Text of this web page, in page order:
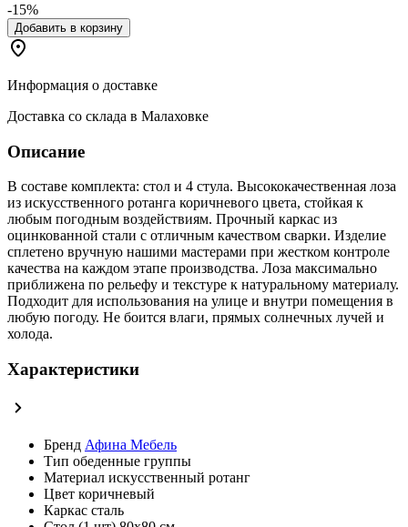
-15%
Добавить в корзину
Информация о доставке
Доставка со склада в Малаховке
Описание
В составе комплекта: стол и 4 стула. Высококачественная лоза
из искусственного ротанга коричневого цвета, стойкая к
любым погодным воздействиям. Прочный каркас из
оцинкованной стали с отличным качеством сварки. Изделие
сплетено вручную нашими мастерами при жестком контроле
качества на каждом этапе производства. Лоза максимально
приближена по рельефу и текстуре к натуральному материалу.
Подходит для использования на улице и внутри помещения в
любую погоду. Не боится влаги, прямых солнечных лучей и
холода.
Характеристики
Бренд Афина Мебель
Тип обеденные группы
Материал искусственный ротанг
Цвет коричневый
Каркас сталь